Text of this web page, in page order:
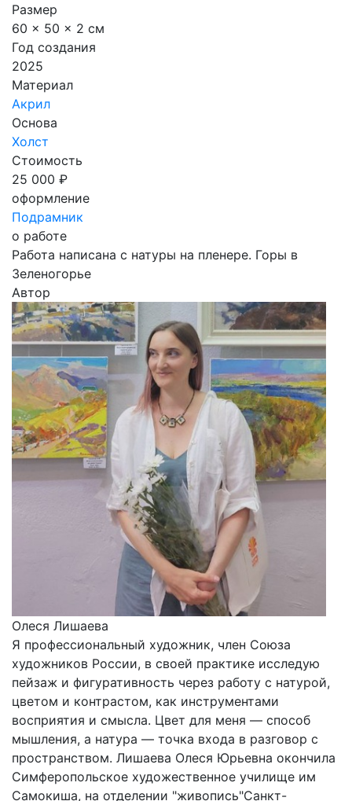
Размер
60 x 50 x 2 см
Год создания
2025
Материал
Акрил
Основа
Холст
Стоимость
25 000 ₽
оформление
Подрамник
о работе
Работа написана с натуры на пленере. Горы в
Зеленогорье
Автор
Олеся Лишаева
Я профессиональный художник, член Союза
художников России, в своей практике исследую
пейзаж и фигуративность через работу с натурой,
цветом и контрастом, как инструментами
восприятия и смысла. Цвет для меня — способ
мышления, а натура — точка входа в разговор с
пространством. Лишаева Олеся Юрьевна окончила
Симферопольское художественное училище им
Самокиша, на отделении "живопись"Санкт-